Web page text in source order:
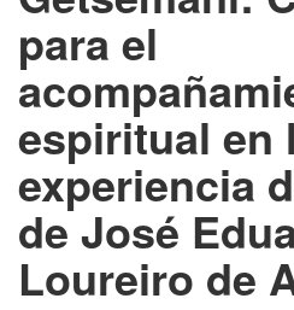
para el
espiritual en
experiencia
de José
Loureiro de